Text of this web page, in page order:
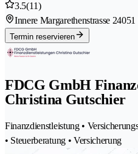
3.5(11)
Innere Margarethenstrasse 24051
Termin reservieren
FDCG GmbH
Christina Gutschier
Finanzdienstleistung •
• Steuerberatung • Versicherung